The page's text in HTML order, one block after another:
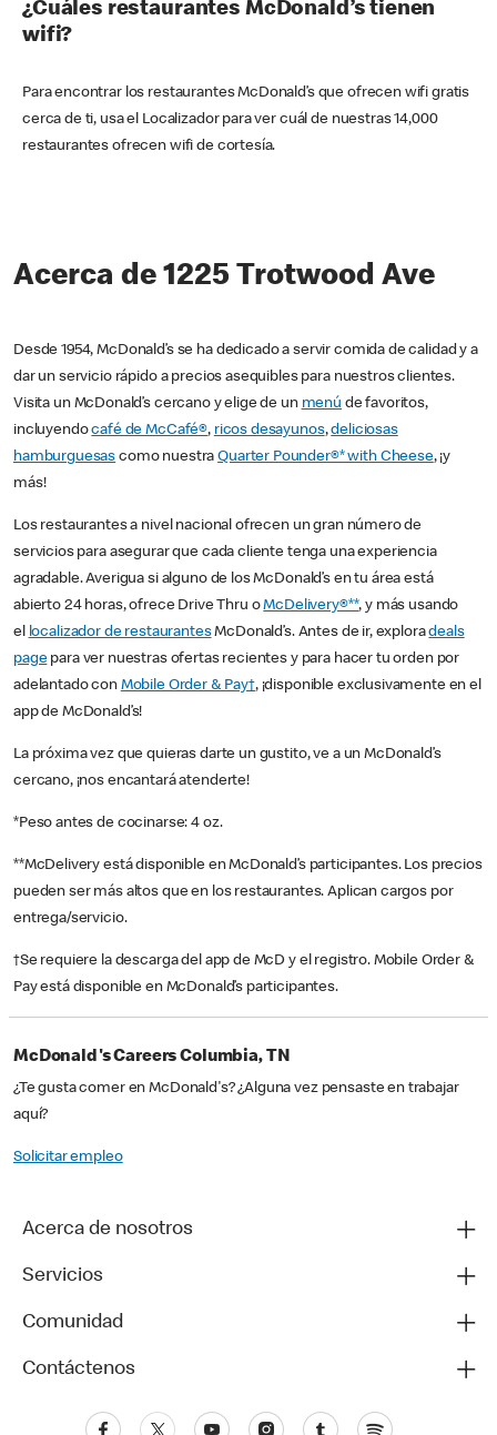
¿Cuáles restaurantes McDonald’s tienen
wifi?
Para encontrar los restaurantes McDonald’s que ofrecen wifi gratis
cerca de ti, usa el Localizador para ver cuál de nuestras 14,000
restaurantes ofrecen wifi de cortesía.
Acerca de 1225 Trotwood Ave
Desde 1954, McDonald’s se ha dedicado a servir comida de calidad y a
dar un servicio rápido a precios asequibles para nuestros clientes.
Visita un McDonald’s cercano y elige de un menú de favoritos,
incluyendocafé de McCafé®, ricos desayunos,deliciosas
hamburguesas como nuestraQuarter Pounder®* with Cheese, ¡y
más!
Los restaurantes a nivel nacional ofrecen un gran número de
servicios para asegurar que cada cliente tenga una experiencia
agradable. Averigua si alguno de los McDonald’s en tu área está
abierto 24 horas, ofrece Drive Thru oMcDelivery®**, y más usando
el localizador de restaurantesMcDonald’s. Antes de ir, exploradeals
pagepara ver nuestras ofertas recientes y para hacer tu orden por
adelantado con Mobile Order & Pay†, ¡disponible exclusivamente en el
app de McDonald’s!
La próxima vez que quieras darte un gustito, ve a un McDonald’s
cercano, ¡nos encantará atenderte!
*Peso antes de cocinarse: 4 oz.
**McDelivery está disponible en McDonald’s participantes. Los precios
pueden ser más altos que en los restaurantes. Aplican cargos por
entrega/servicio.
†Se requiere la descarga del app de McD y el registro. Mobile Order &
Pay está disponible en McDonald’s participantes.
McDonald's Careers Columbia, TN
¿Te gusta comer en McDonald's? ¿Alguna vez pensaste en trabajar
aquí?
Solicitar empleo
Acerca de nosotros
Servicios
Comunidad
Contáctenos